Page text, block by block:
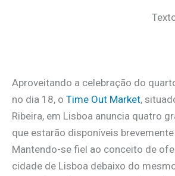
Aproveitando a celebração do
no dia 18, o Time Out Market,
Ribeira, em Lisboa anuncia quatro
que estarão disponíveis
Mantendo-se fiel ao conceito de
cidade de Lisboa debaixo do